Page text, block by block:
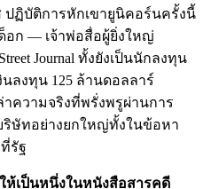
ฏิบัติการหักเขายูนิคอร์นครั้งนี้
อก — เจ้าพ่อสื่อผู้ยิ่งใหญ่
Journal ทั้งยังเป็นนักลงทุน
นลงทุน 125 ล้านดอลลาร์
าความจริงที่พรั่งพรูผ่านการ
ริษัทอย่างยกใหญ่ทั้งในข้อหา
รัฐ
ห้เป็นหนึ่งในหนังสือสารคดี